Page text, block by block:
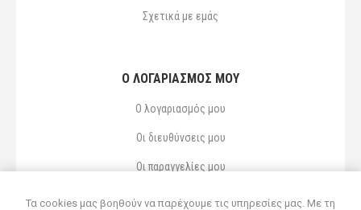
Σχετικά με εμάς
Ο ΛΟΓΑΡΙΑΣΜΌΣ ΜΟΥ
Ο λογαριασμός μου
Οι διευθύνσεις μου
Οι παραγγελίες μου
Αγαπημένα
Τα cookies μας βοηθούν να παρέχουμε τις υπηρεσίες μας. Με τη